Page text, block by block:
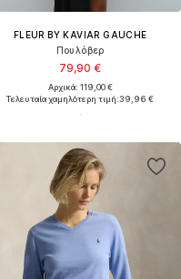
FLEUR BY KAVIAR GAUCHE
Πουλόβερ
79,90 €
Αρχικά: 119,00 €
Τελευταία χαμηλότερη τιμή:39,96 €